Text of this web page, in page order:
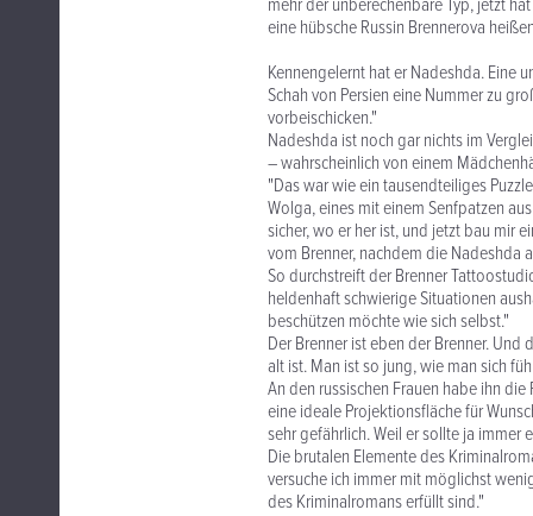
mehr der unberechenbare Typ, jetzt
eine hübsche Russin Brennerova
Kennengelernt hat er Nadeshda. Eine
Schah von Persien eine Nummer zu
vorbeischicken."
Nadeshda ist noch gar nichts im
– wahrscheinlich von einem
"Das war wie ein tausendteiliges
Wolga, eines mit einem Senfpatzen
sicher, wo er her ist, und jetzt bau mir
vom Brenner, nachdem die Nadeshda
So durchstreift der Brenner
heldenhaft schwierige Situationen
beschützen möchte wie sich selbst."
Der Brenner ist eben der Brenner.
alt ist. Man ist so jung, wie man sich
An den russischen Frauen habe ihn
eine ideale Projektionsfläche für
sehr gefährlich. Weil er sollte ja immer
Die brutalen Elemente des
versuche ich immer mit möglichst
des Kriminalromans erfüllt sind."